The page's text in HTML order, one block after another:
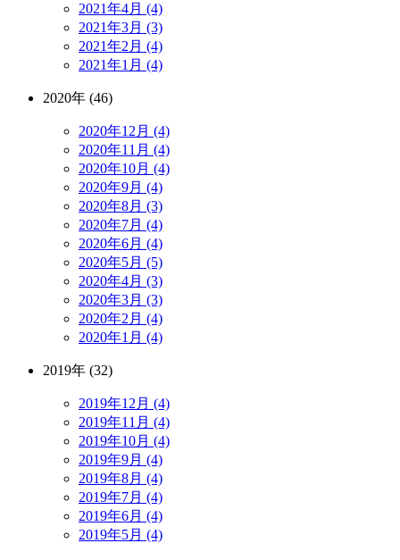
2021年4月 (4)
2021年3月 (3)
2021年2月 (4)
2021年1月 (4)
2020年 (46)
2020年12月 (4)
2020年11月 (4)
2020年10月 (4)
2020年9月 (4)
2020年8月 (3)
2020年7月 (4)
2020年6月 (4)
2020年5月 (5)
2020年4月 (3)
2020年3月 (3)
2020年2月 (4)
2020年1月 (4)
2019年 (32)
2019年12月 (4)
2019年11月 (4)
2019年10月 (4)
2019年9月 (4)
2019年8月 (4)
2019年7月 (4)
2019年6月 (4)
2019年5月 (4)